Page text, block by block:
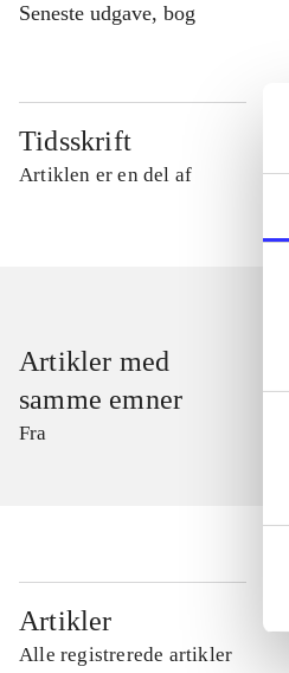
Seneste udgave, bog
Tidsskrift
Artiklen er en del af
Artikler med
samme emner
Fra
Artikler
Alle registrerede artikler